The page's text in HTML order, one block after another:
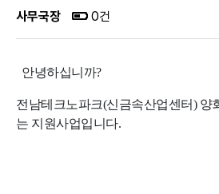
사무국장 0건
안녕하십니까?
전남테크노파크(신금속산업센터) 양
는 지원사업입니다.